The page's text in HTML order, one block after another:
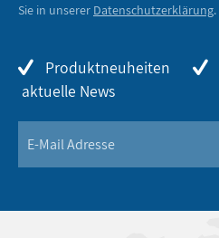
Sie in unserer Datenschutzerklärung.
Produktneuheiten
aktuelle News